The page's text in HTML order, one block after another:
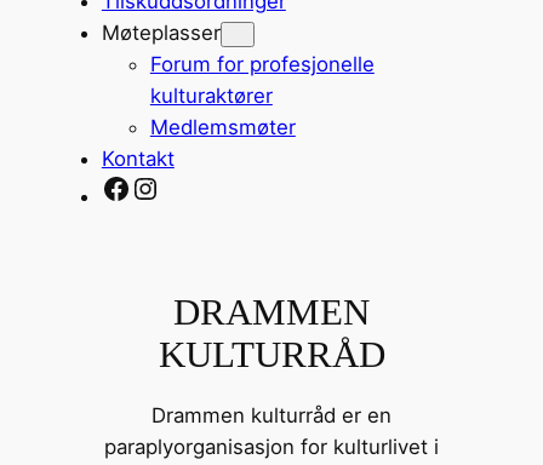
Møteplasser
Forum for profesjonelle
kulturaktører
Medlemsmøter
Kontakt
Facebook
Instagram
DRAMMEN
KULTURRÅD
Drammen kulturråd er en
paraplyorganisasjon for kulturlivet i